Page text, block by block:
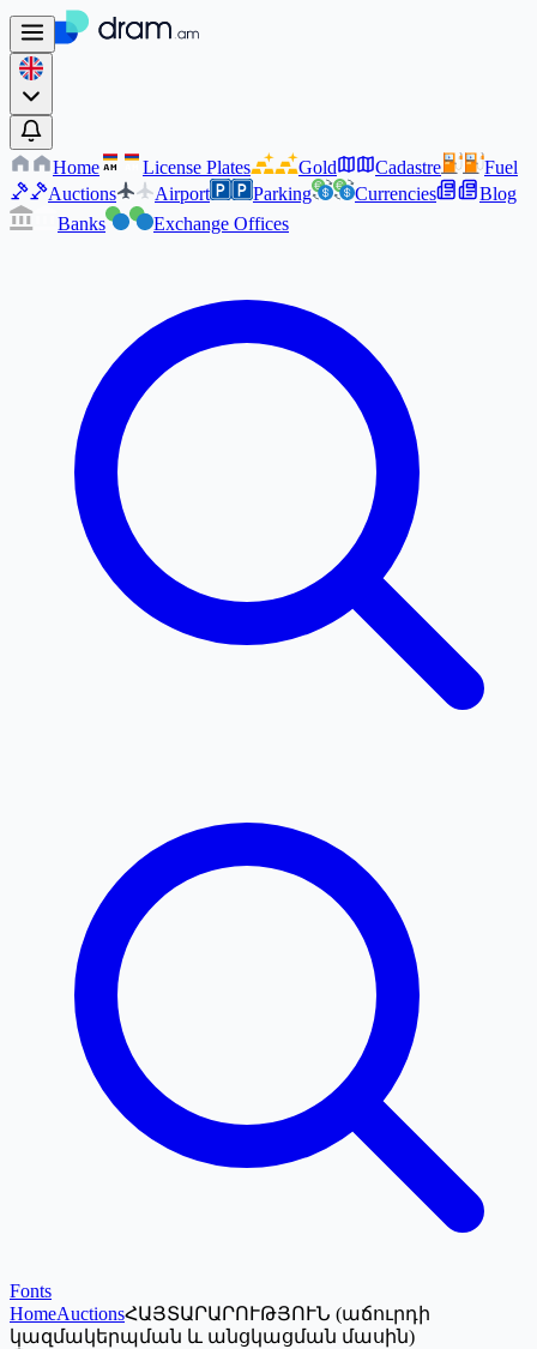
Home AM License Plates Gold Cadastre
Fuel
Auctions
Airport Parking Currencies
Blog
Banks
Exchange Offices
Fonts
HomeAuctionsՀԱՅՏԱՐԱՐՈՒԹՅՈՒՆ (աճուրդի
կազմակերպման և անցկացման մասին)